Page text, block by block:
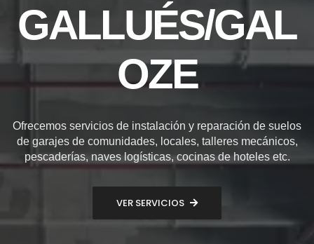
GALLUÉS/GAL
OZE
Ofrecemos servicios de instalación y reparación de suelos
de garajes de comunidades, locales, talleres mecánicos,
pescaderías, naves logísticas, cocinas de hoteles etc.
VER SERVICIOS